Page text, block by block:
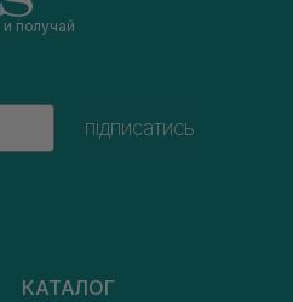
и получай
підписатись
КАТАЛОГ